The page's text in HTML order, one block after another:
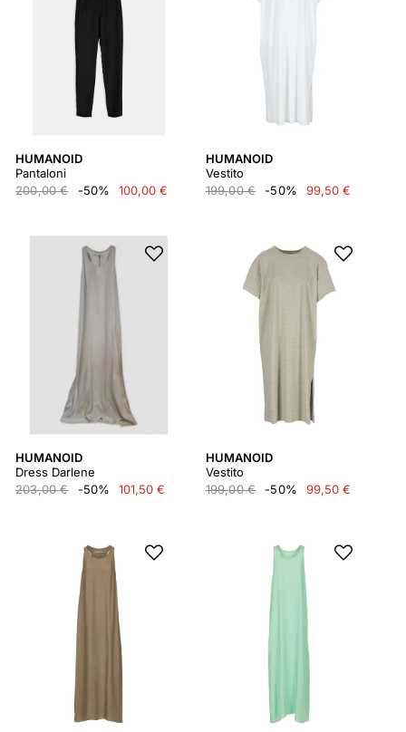
HUMANOID
Pantaloni
200,00 €
-50% 100,00 €
HUMANOID
Vestito
199,00 €
-50% 99,50 €
HUMANOID
Dress Darlene
203,00 €
-50% 101,50 €
HUMANOID
Vestito
199,00 €
-50% 99,50 €